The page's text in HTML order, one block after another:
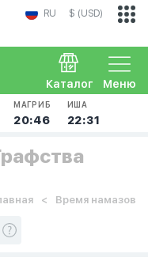
RU $ (USD)
Меню
Каталог
МАГРИБ
20:46
ИША
22:31
Время намазов